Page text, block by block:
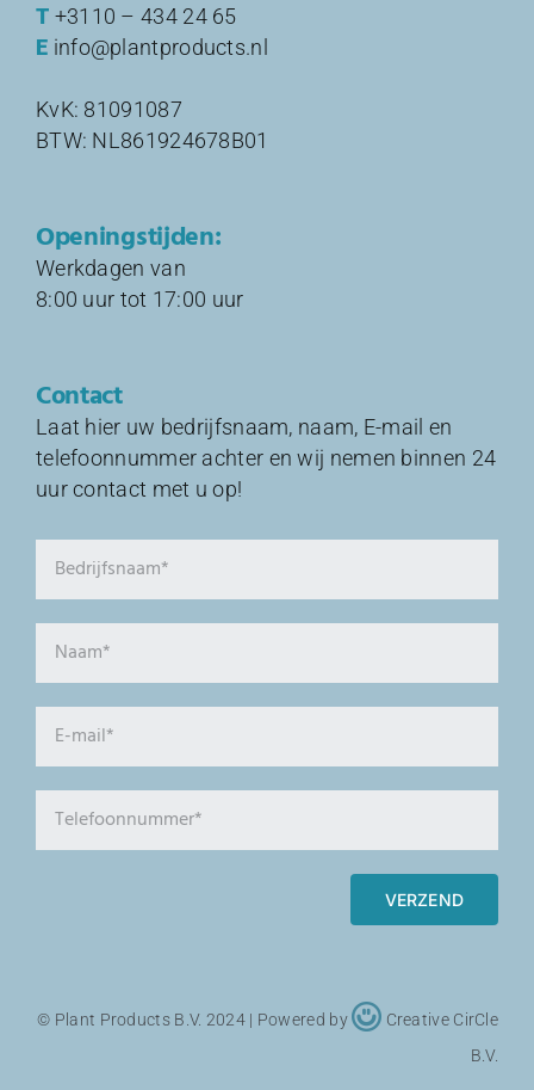
T +3110 – 434 24 65
E info@plantproducts.nl
KvK: 81091087
BTW: NL861924678B01
Openingstijden:
Werkdagen van
8:00 uur tot 17:00 uur
Contact
Laat hier uw bedrijfsnaam, naam, E-mail en
telefoonnummer achter en wij nemen binnen 24
uur contact met u op!
VERZEND
© Plant Products B.V. 2024 | Powered by
Creative CirCle
B.V.